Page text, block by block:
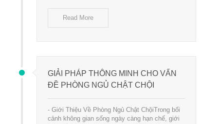
Read More
GIẢI PHÁP THÔNG MINH CHO VẤN
ĐỀ PHÒNG NGỦ CHẬT CHỘI
- Giới Thiệu Về Phòng Ngủ Chật ChộiTrong bối
cảnh không gian sống ngày càng hạn chế, giới